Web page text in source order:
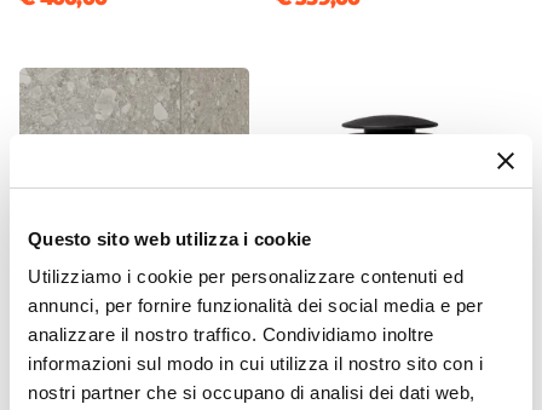
Questo sito web utilizza i cookie
Utilizziamo i cookie per personalizzare contenuti ed
annunci, per fornire funzionalità dei social media e per
analizzare il nostro traffico. Condividiamo inoltre
informazioni sul modo in cui utilizza il nostro sito con i
nostri partner che si occupano di analisi dei dati web,
Chiusura
Colore
Rovere deciso
Incluso
CODICE: SIS-BNP
Miscelatore bidet in ottone
nero opaco - Oasis
CODICE:CLICU-NP
Piletta click-clack universale
8,5 h cm nero opaco